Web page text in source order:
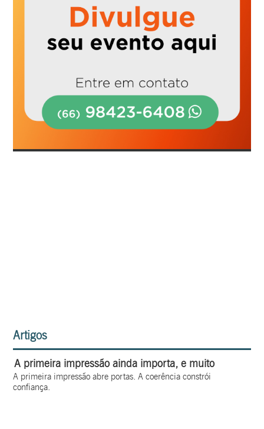
Artigos
A primeira impressão ainda importa, e muito
A primeira impressão abre portas. A coerência constrói
confiança.